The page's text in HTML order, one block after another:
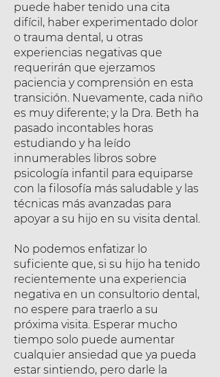
puede haber tenido una cita
difícil, haber experimentado dolor
o trauma dental, u otras
experiencias negativas que
requerirán que ejerzamos
paciencia y comprensión en esta
transición. Nuevamente, cada niño
es muy diferente; y la Dra. Beth ha
pasado incontables horas
estudiando y ha leído
innumerables libros sobre
psicología infantil para equiparse
con la filosofía más saludable y las
técnicas más avanzadas para
apoyar a su hijo en su visita dental.
No podemos enfatizar lo
suficiente que, si su hijo ha tenido
recientemente una experiencia
negativa en un consultorio dental,
no espere para traerlo a su
próxima visita. Esperar mucho
tiempo solo puede aumentar
cualquier ansiedad que ya pueda
estar sintiendo, pero darle la